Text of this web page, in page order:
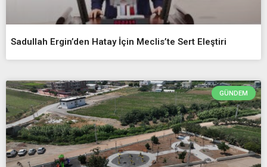
Sadullah Ergin’den Hatay İçin Meclis’te Sert Eleştiri
GÜNDEM